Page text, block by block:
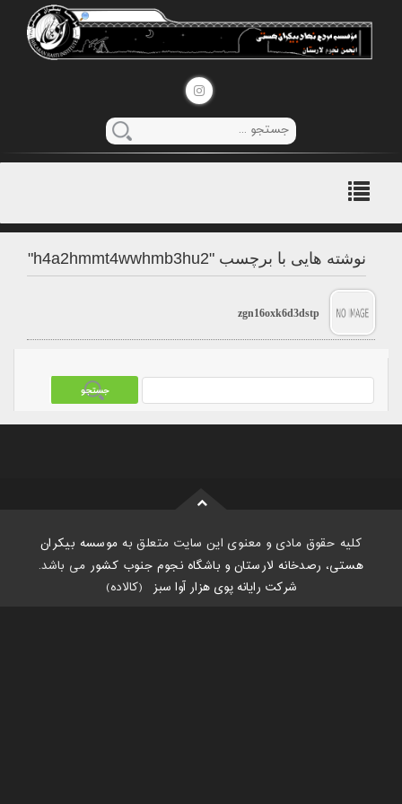
منوی
اصلی
نوشته هایی با برچسب "h4a2hmmt4wwhmb3hu2"
zgn16oxk6d3dstp
کلیه حقوق مادی و معنوی این سایت متعلق به موسسه بیکران
هستی، رصدخانه لارستان و باشگاه نجوم جنوب کشور می باشد.
شرکت رایانه پوی هزار آوا سبز (کالاده)